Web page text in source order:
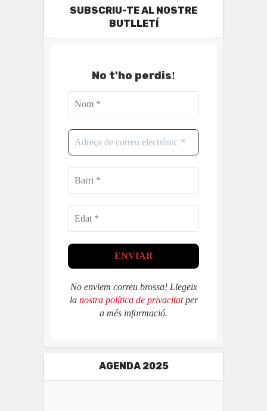
SUBSCRIU-TE AL NOSTRE
BUTLLETÍ
No t'ho perdis!
No enviem correu brossa! Llegeix
la nostra política de privacitatper
a més informació.
AGENDA 2025